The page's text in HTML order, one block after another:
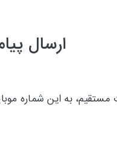
ارسال
به این شماره